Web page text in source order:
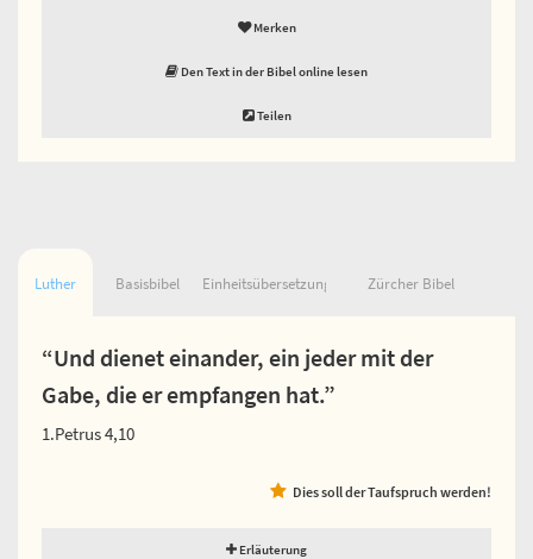
Merken
Den Text in der Bibel online lesen
Teilen
Luther Basisbibel Einheitsübersetzung Zürcher Bibel
“Und dienet einander, ein jeder mit der
Gabe, die er empfangen hat.”
1.Petrus 4,10
Dies soll der Taufspruch werden!
Erläuterung